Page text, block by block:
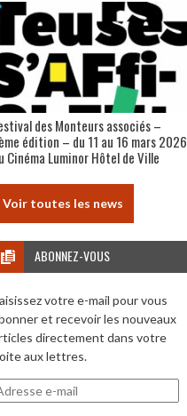
des Monteurs associés –
édition – du 11 au 16 mars 2026
Cinéma Luminor Hôtel de Ville
Voir toutes les news
ABONNEZ-VOUS
votre e-mail pour vous
et recevoir les nouveaux
directement dans votre
aux lettres.